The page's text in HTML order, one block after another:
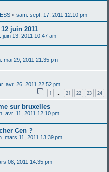
« sam. sept. 17, 2011 12:10 pm
juin 2011
juin 13, 2011 10:47 am
mai 29, 2011 21:35 pm
avr. 26, 2011 22:52 pm
1 … 21 22 23 24
sur bruxelles
avr. 11, 2011 12:10 pm
Cen ?
mars 11, 2011 13:39 pm
08, 2011 14:35 pm